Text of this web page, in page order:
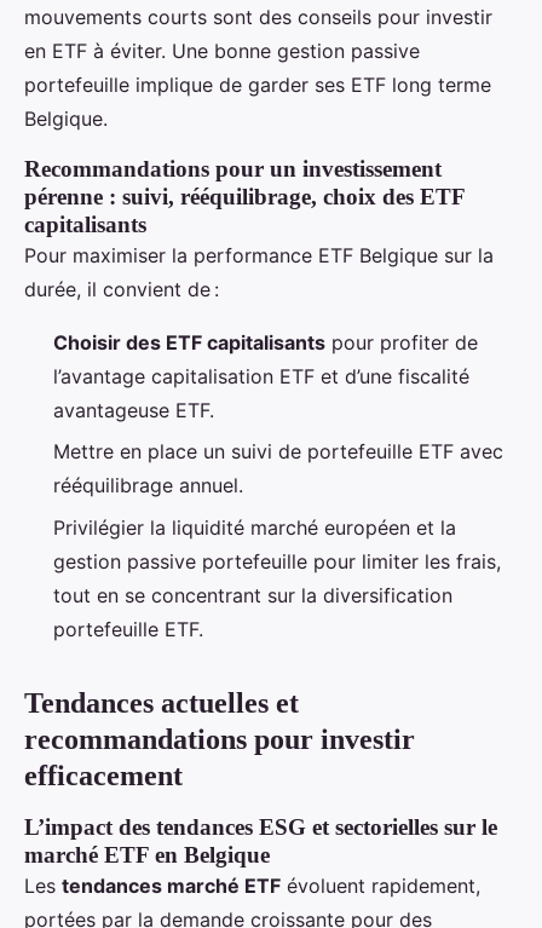
mouvements courts sont des conseils pour investir
en ETF à éviter. Une bonne gestion passive
portefeuille implique de garder ses ETF long terme
Belgique.
Recommandations pour un investissement
pérenne : suivi, rééquilibrage, choix des ETF
capitalisants
Pour maximiser la performance ETF Belgique sur la
durée, il convient de :
Choisir des ETF capitalisants pour profiter de
l’avantage capitalisation ETF et d’une fiscalité
avantageuse ETF.
Mettre en place un suivi de portefeuille ETF avec
rééquilibrage annuel.
Privilégier la liquidité marché européen et la
gestion passive portefeuille pour limiter les frais,
tout en se concentrant sur la diversification
portefeuille ETF.
Tendances actuelles et
recommandations pour investir
efficacement
L’impact des tendances ESG et sectorielles sur le
marché ETF en Belgique
Les tendances marché ETF évoluent rapidement,
portées par la demande croissante pour des